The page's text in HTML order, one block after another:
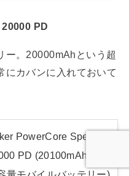
PD
ー。20000mAhという超
にカバンに入れておいて
PowerCore Speed
PD (20100mAh 超